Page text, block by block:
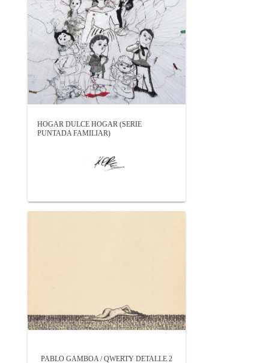
HOGAR DULCE HOGAR (SERIE
PUNTADA FAMILIAR)
PABLO GAMBOA / QWERTY DETALLE 2